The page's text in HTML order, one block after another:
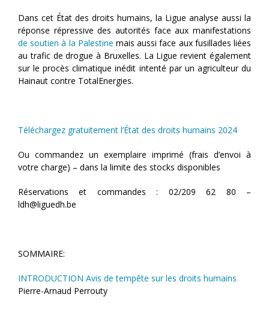
Dans cet État des droits humains, la Ligue analyse aussi la
réponse répressive des autorités face aux manifestations
de soutien à la Palestine mais aussi face aux fusillades liées
au trafic de drogue à Bruxelles. La Ligue revient également
sur le procès climatique inédit intenté par un agriculteur du
Hainaut contre TotalEnergies.
Téléchargez gratuitement l’État des droits humains 2024
Ou commandez un exemplaire imprimé (frais d’envoi à
votre charge) – dans la limite des stocks disponibles
Réservations et commandes : 02/209 62 80 –
ldh@liguedh.be
SOMMAIRE:
INTRODUCTION Avis de tempête sur les droits humains
Pierre-Arnaud Perrouty